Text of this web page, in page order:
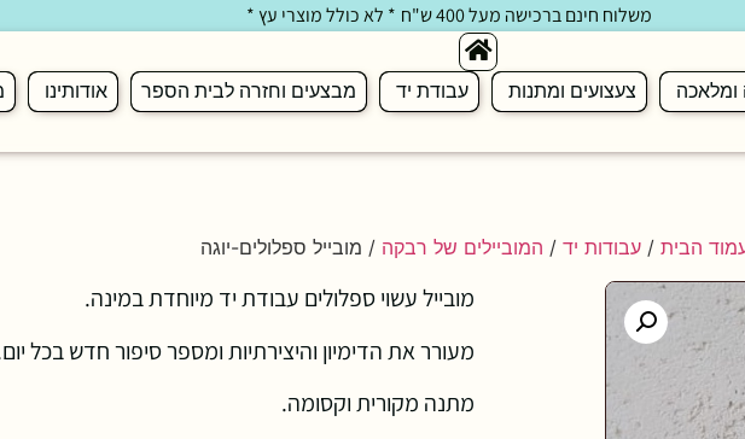
משלוח חינם ברכישה מעל 400 ש"ח * לא כולל מוצרי עץ *
ומלאכה צעצועים ומתנות עבודת יד מבצעים וחזרה לבית הספר אודותינו
הבית / עבודות יד / המוביילים של רבקה / מובייל ספלולים-יוגה
מובייל עשוי ספלולים עבודת יד מיוחדת במינה.
מעורר את הדימיון והיצירתיות ומספר סיפור חדש בכל
מתנה מקורית וקסומה.